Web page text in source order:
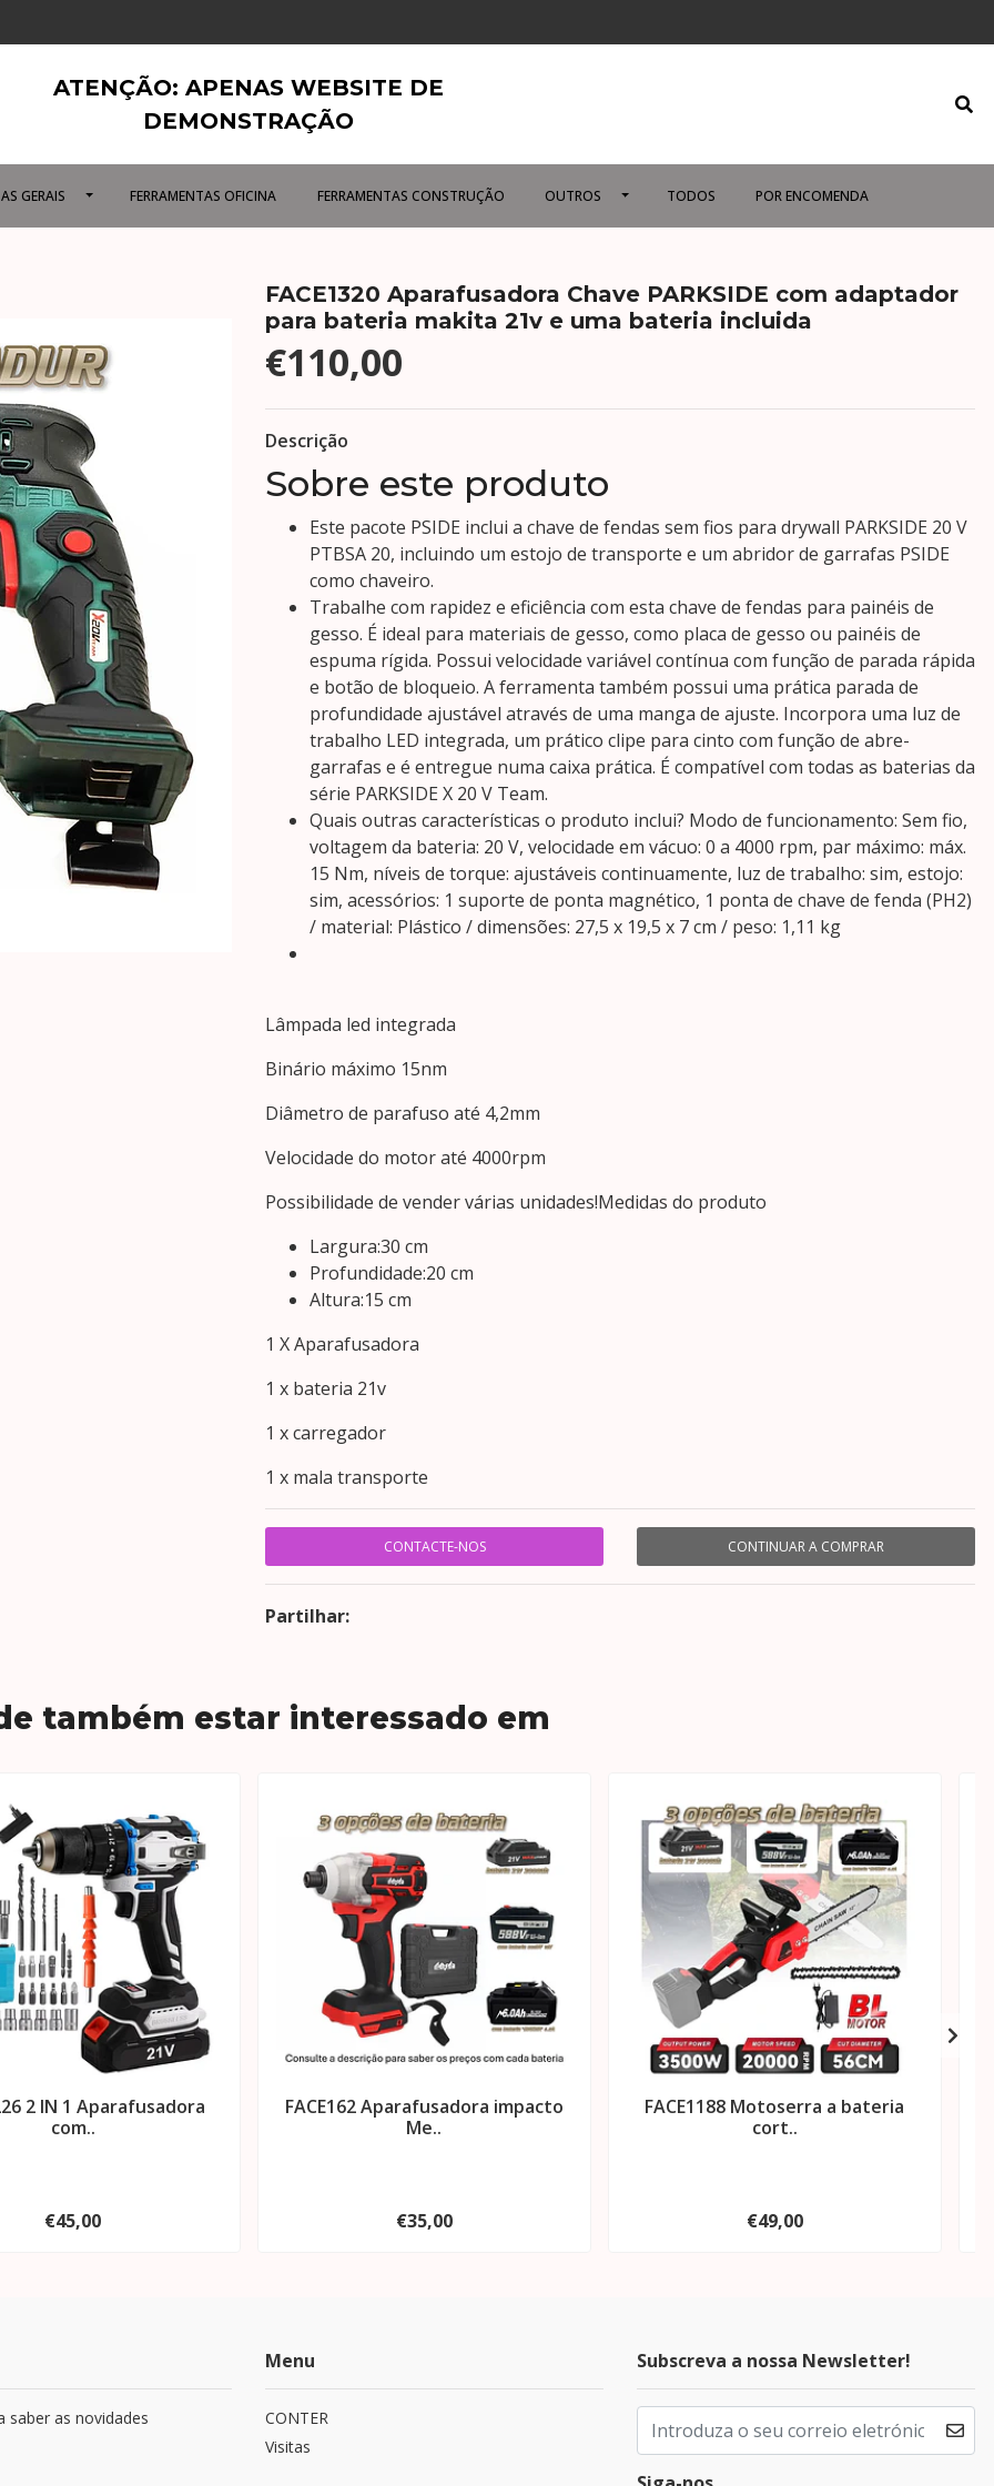
ATENÇÃO: APENAS WEBSITE DE
DEMONSTRAÇÃO
GERAIS FERRAMENTAS OFICINA FERRAMENTAS CONSTRUÇÃO OUTROS TODOS POR ENCOMENDA
FACE1320 Aparafusadora Chave PARKSIDE com adaptador
para bateria makita 21v e uma bateria incluida
€110,00
Descrição
Sobre este produto
Este pacote PSIDE inclui a chave de fendas sem fios para drywall PARKSIDE 20 V
PTBSA 20, incluindo um estojo de transporte e um abridor de garrafas PSIDE
como chaveiro.
Trabalhe com rapidez e eficiência com esta chave de fendas para painéis de
gesso. É ideal para materiais de gesso, como placa de gesso ou painéis de
espuma rígida. Possui velocidade variável contínua com função de parada rápida
e botão de bloqueio. A ferramenta também possui uma prática parada de
profundidade ajustável através de uma manga de ajuste. Incorpora uma luz de
trabalho LED integrada, um prático clipe para cinto com função de abre-
garrafas e é entregue numa caixa prática. É compatível com todas as baterias da
série PARKSIDE X 20 V Team.
Quais outras características o produto inclui? Modo de funcionamento: Sem fio,
voltagem da bateria: 20 V, velocidade em vácuo: 0 a 4000 rpm, par máximo: máx.
15 Nm, níveis de torque: ajustáveis continuamente, luz de trabalho: sim, estojo:
sim, acessórios: 1 suporte de ponta magnético, 1 ponta de chave de fenda (PH2)
/ material: Plástico / dimensões: 27,5 x 19,5 x 7 cm / peso: 1,11 kg
Lâmpada led integrada
Binário máximo 15nm
Diâmetro de parafuso até 4,2mm
Velocidade do motor até 4000rpm
Possibilidade de vender várias unidades!Medidas do produto
Largura:30 cm
Profundidade:20 cm
Altura:15 cm
1 X Aparafusadora
1 x bateria 21v
1 x carregador
1 x mala transporte
CONTACTE-NOS CONTINUAR A COMPRAR
Partilhar:
também estar interessado em
2 IN 1 Aparafusadora
com..
€45,00
FACE162 Aparafusadora impacto
Me..
€35,00
FACE1188 Motoserra a bateria
cort..
€49,00
saber as novidades
Menu
CONTER
Visitas
Subscreva a nossa Newsletter!